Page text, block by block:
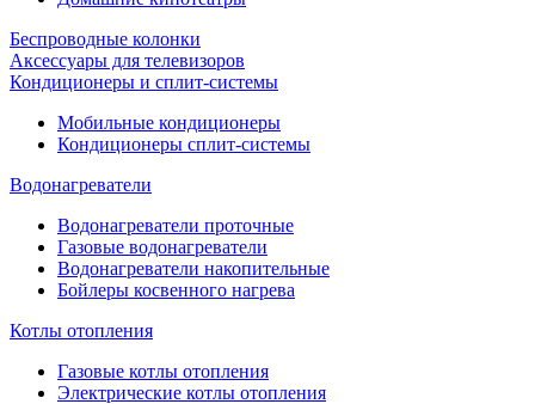
Беспроводные колонки
Аксессуары для телевизоров
Кондиционеры и сплит-системы
Мобильные кондиционеры
Кондиционеры сплит-системы
Водонагреватели
Водонагреватели проточные
Газовые водонагреватели
Водонагреватели накопительные
Бойлеры косвенного нагрева
Котлы отопления
Газовые котлы отопления
Электрические котлы отопления